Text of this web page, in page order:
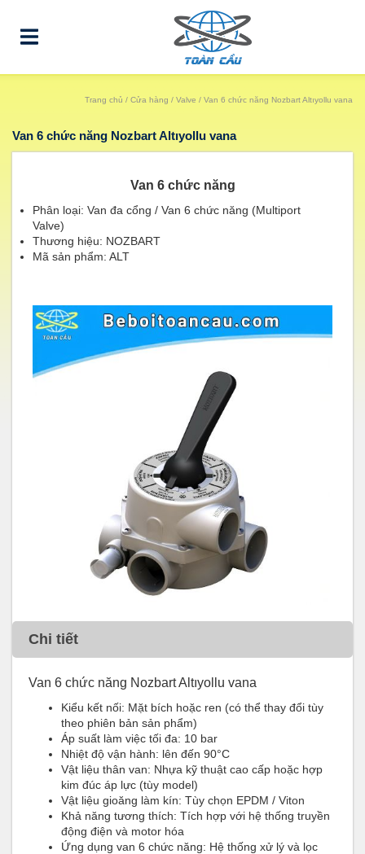
Trang chủ / Cửa hàng / Valve / Van 6 chức năng Nozbart Altıyollu vana
Van 6 chức năng Nozbart Altıyollu vana
Van 6 chức năng
Phân loại: Van đa cổng / Van 6 chức năng (Multiport
Valve)
Thương hiệu: NOZBART
Mã sản phẩm: ALT
Chi tiết
Van 6 chức năng Nozbart Altıyollu vana
Kiểu kết nối: Mặt bích hoặc ren (có thể thay đổi tùy
theo phiên bản sản phẩm)
Áp suất làm việc tối đa: 10 bar
Nhiệt độ vận hành: lên đến 90°C
Vật liệu thân van: Nhựa kỹ thuật cao cấp hoặc hợp
kim đúc áp lực (tùy model)
Vật liệu gioăng làm kín: Tùy chọn EPDM / Viton
Khả năng tương thích: Tích hợp với hệ thống truyền
động điện và motor hóa
Ứng dụng van 6 chức năng: Hệ thống xử lý và lọc